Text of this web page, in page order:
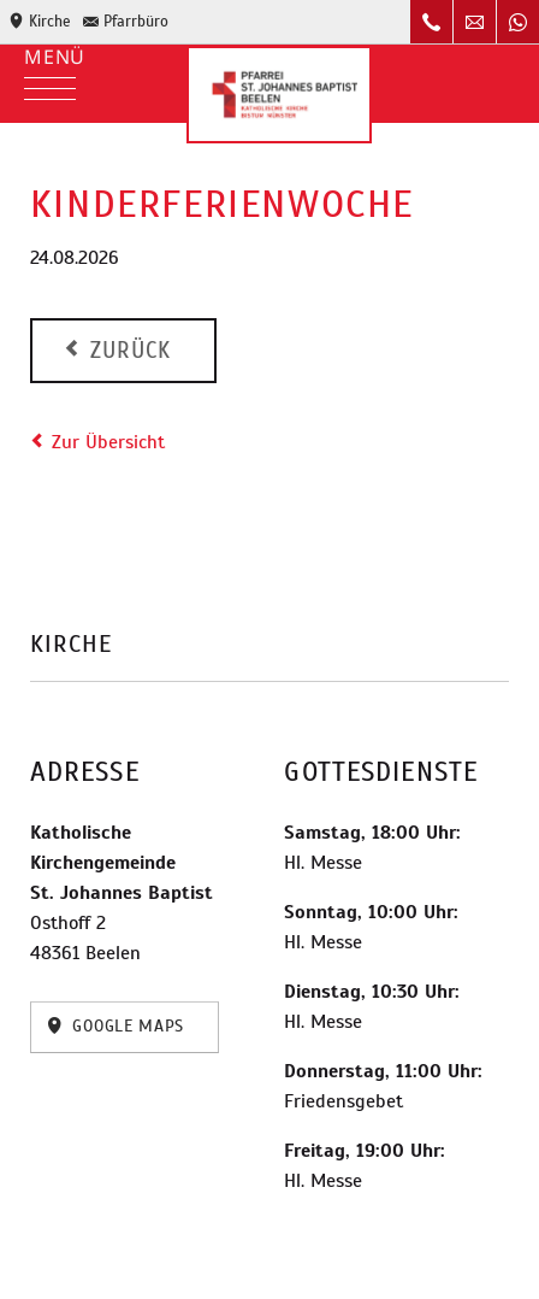
Kirche Pfarrbüro
KINDERFERIENWOCHE
24.08.2026
ZURÜCK
Zur Übersicht
KIRCHE
ADRESSE
Katholische
Kirchengemeinde
St. Johannes Baptist
Osthoff 2
48361 Beelen
GOOGLE MAPS
GOTTESDIENSTE
Samstag, 18:00 Uhr:
Hl. Messe
Sonntag, 10:00 Uhr:
Hl. Messe
Dienstag, 10:30 Uhr:
Hl. Messe
Donnerstag, 11:00 Uhr:
Friedensgebet
Freitag, 19:00 Uhr:
Hl. Messe